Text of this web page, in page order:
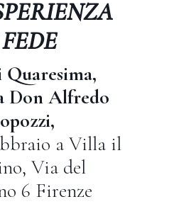
Don Alfredo
a Villa il
Via del
6 Firenze